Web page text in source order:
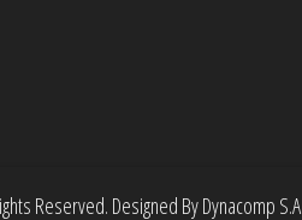
Reserved. Designed By Dynacomp S.A.